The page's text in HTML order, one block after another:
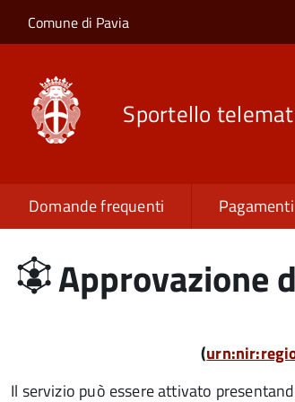
Salta al contenuto principale
Skip to site navigation
Comune di Pavia
Sportello
Domande frequenti Pagamenti
Approvazione
(
Il servizio può essere attivato